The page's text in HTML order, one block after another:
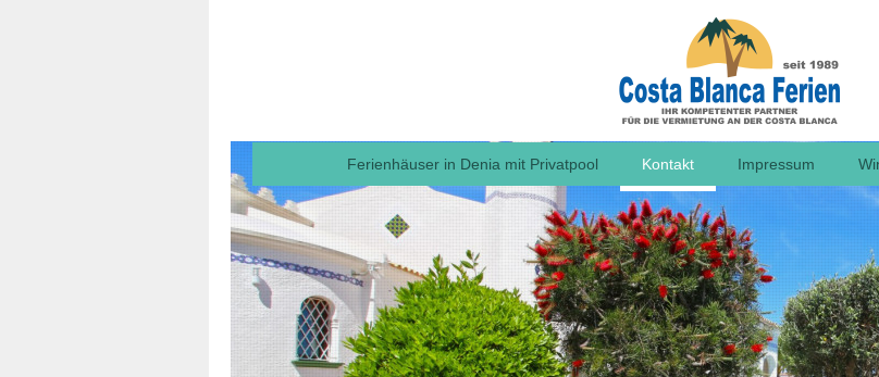
Ferienhäuser in Denia mit Privatpool Kontakt Impressum